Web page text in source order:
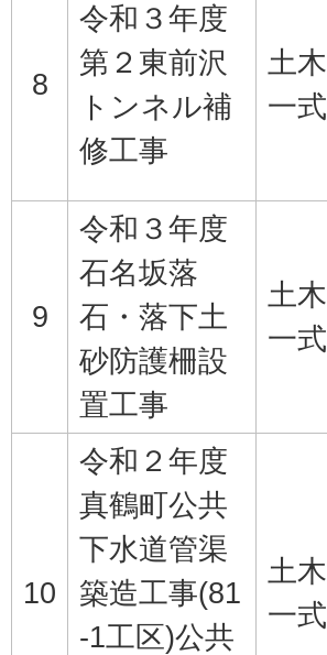
8
令和３年度
第２東前沢
トンネル補
修工事
土木
一式
9
令和３年度
石名坂落
石・落下土
砂防護柵設
置工事
土木
一式
10
令和２年度
真鶴町公共
下水道管渠
築造工事(81
-1工区)公共
土木
一式